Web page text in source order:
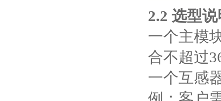
2.2 选型说
一个主模
合不超过
一个互感